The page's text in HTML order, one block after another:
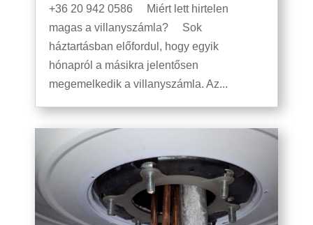
+36 20 942 0586 Miért lett hirtelen
magas a villanyszámla? Sok
háztartásban előfordul, hogy egyik
hónapról a másikra jelentősen
megemelkedik a villanyszámla. Az...